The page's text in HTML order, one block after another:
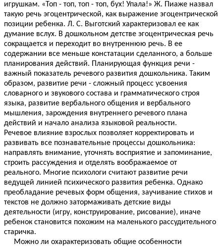
игрушкам. «Топ - топ, топ - топ, бух! Упала!» Ж. Пиаже назвал
такую речь эгоцентрической, как выражение эгоцентрической
позиции ребенка. Л. С. Выготский характеризовал ее как
думание вслух. В дошкольном детстве эгоцентрическая речь
сокращается и переходит во внутреннюю речь. В ее
содержании все меньше констатации сделанного, а больше
планирования действий. Планирующая функция речи -
важный показатель речевого развития дошкольника. Таким
образом, развитие речи - сложный процесс усвоения
словарного и звукового состава и грамматического строя
языка, развитие вербального общения и вербального
мышления, зарождения внутреннего речевого плана
действий и начало анализа языковой реальности.
Речевое влияние взрослых позволяет корректировать и
развивать все познавательные процессы дошкольника:
направлять внимание, уточнять восприятие и запоминание,
строить рассуждения и отделять воображаемое от
реального. Многие психологи считают развитие речи
ведущей линией психического развития ребенка. Однако
преобладание речевых форм общения, заучивание стихов и
текстов не должно затормаживать детские виды
деятельности (игру, конструирование, рисование), иначе
ребенок становится похожим на маленького рассудительного
старичка.
Можно ли охарактеризовать общие особенности